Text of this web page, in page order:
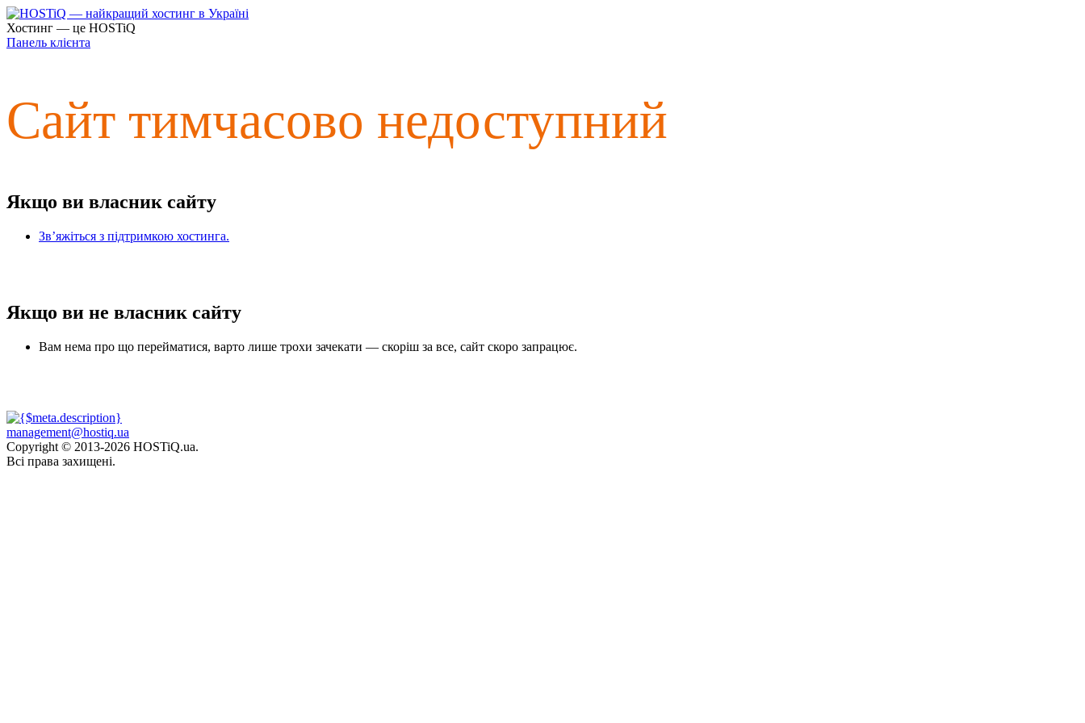
Хостинг — це HOSTiQ
Панель клієнта
Сайт тимчасово недоступний
Якщо ви власник сайту
Зв’яжіться з підтримкою хостинга.
Якщо ви не власник сайту
Вам нема про що перейматися, варто лише трохи зачекати — скоріш за все, сайт скоро запрацює.
management@hostiq.ua
Copyright © 2013-2026 HOSTiQ.ua.
Всі права захищені.